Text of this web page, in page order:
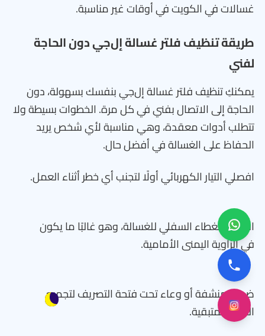
غسالات في الكويت في أوقات غير مناسبة.
طريقة تنظيف فلتر غسالة إل‌جي دون الحاجة
لفني
يمكنكِ تنظيف فلتر غسالة إل‌جي بنفسك بسهولة، دون
الحاجة إلى الاتصال بفني في كل مرة. الخطوات بسيطة ولا
تتطلب أدوات معقدة، وهي مناسبة لأي شخص يريد
الحفاظ على الغسالة في أفضل حال.
افصلي التيار الكهربائي أولًا لتجنب أي خطر أثناء العمل.
افتحي الغطاء السفلي للغسالة، وهو غالبًا ما يكون
في الزاوية اليمنى الأمامية.
ضعي منشفة أو وعاء تحت فتحة التصريف لتجميع
المياه المتبقية.